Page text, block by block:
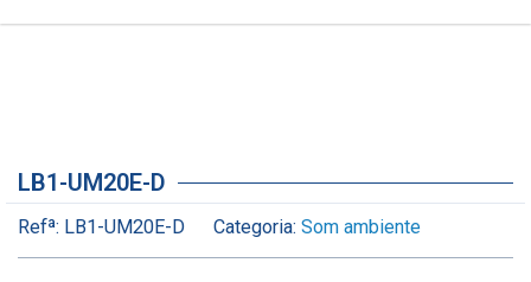
LB1-UM20E-D
Refª: LB1-UM20E-D Categoria: Som ambiente